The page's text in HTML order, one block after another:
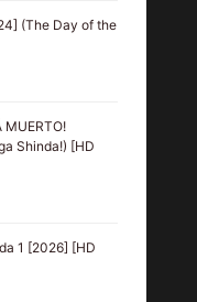
(The Day of the
MUERTO!
Shinda!) [HD
1 [2026] [HD